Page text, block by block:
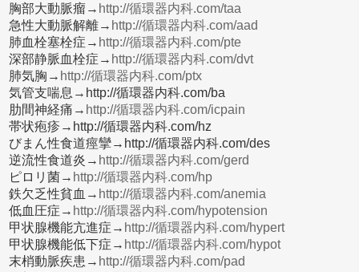
胸部大動脈瘤→ http://循環器内科.com/taa
急性大動脈解離→ http://循環器内科.com/aad
肺血栓塞栓症→ http://循環器内科.com/pte
深部静脈血栓症→ http://循環器内科.com/dvt
肺気胸→ http://循環器内科.com/ptx
気管支喘息→http://循環器内科.com/ba
肋間神経痛→ http://循環器内科.com/icpain
帯状疱疹→http://循環器内科.com/hz
びまん性食道痙攣→http://循環器内科.com/des
逆流性食道炎→ http://循環器内科.com/gerd
ピロリ菌→ http://循環器内科.com/hp
鉄欠乏性貧血→ http://循環器内科.com/anemia
低血圧症→ http://循環器内科.com/hypotension
甲状腺機能亢進症→ http://循環器内科.com/hypert
甲状腺機能低下症→ http://循環器内科.com/hypot
末梢動脈疾患→ http://循環器内科.com/pad